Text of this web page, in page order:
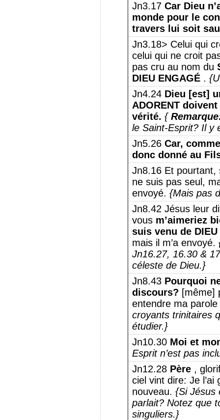
Jn3.17 Car Dieu
monde pour le
travers lui soit
Jn3.18> Celui qui
celui qui ne croit
pas cru au nom du
DIEU ENGAGÉ.
Jn4.24 Dieu [est]
ADORENT
vérité. {
le Saint-Esprit? Il y
Jn5.26 Car,
donc donné au
Jn8.16 Et pourtant,
ne suis pas seul,
envoyé. {Mais pas
Jn8.42 Jésus leur
vous m’aimeriez
suis venu de DIEU
mais il m’a envoyé.
Jn16.27, 16.30 &
céleste de Dieu.}
Jn8.43 Pourquoi
discours? [même]
entendre ma
croyants trinitaires
étudier.}
Jn10.30 Moi et
Esprit n’est pas
Jn12.28 Père,
ciel vint dire: Je l’ai
nouveau. {Si Jésus
parlait? Notez que
singuliers.}